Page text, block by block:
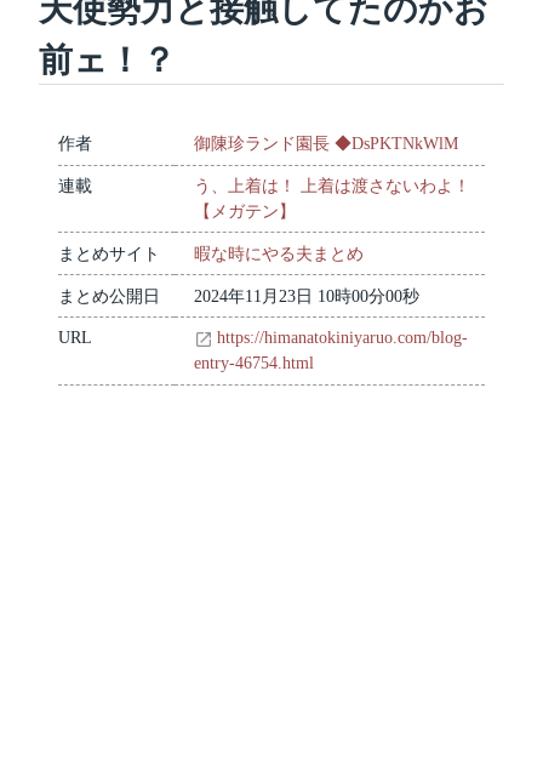
前ェ！？
作者 御陳珍ランド園長 ◆DsPKTNkWlM
連載
う、上着は！ 上着は渡さないわよ！
【メガテン】
まとめサイト 暇な時にやる夫まとめ
まとめ公開日 2024年11月23日 10時00分00秒
URL
https://himanatokiniyaruo.com/blog-
entry-46754.html